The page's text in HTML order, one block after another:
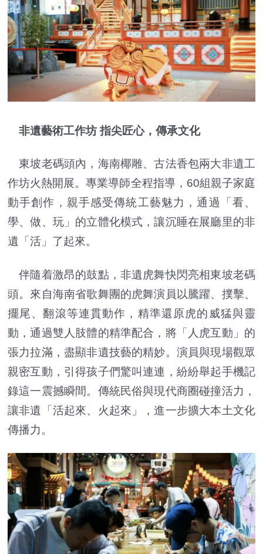
非遺藝術工作坊 指尖匠心，傳承文化
東坡老碼頭內，海南椰雕、古法香包兩大非遺工
作坊火熱開展。專業導師全程指導，60組親子家庭
動手創作，親手感受傳統工藝魅力，通過「看、
學、做、玩」的立體化模式，讓沉睡在展廳里的非
遺「活」了起來。
伴隨着激昂的鼓點，非遺虎舞快閃亮相東坡老碼
頭。來自海南省歌舞團的虎舞演員以騰躍、撲擊、
擺尾、翻滾等連貫動作，精準還原虎的威猛與靈
動，通過雙人肢體的精準配合，將「人虎互動」的
張力拉滿，盡顯非遺技藝的精妙。演員與現場觀眾
親密互動，引得孩子們驚叫連連，紛紛舉起手機記
錄這一震撼瞬間。傳統民俗與現代商圈碰撞活力，
讓非遺「活起來、火起來」，進一步擴大本土文化
傳播力。